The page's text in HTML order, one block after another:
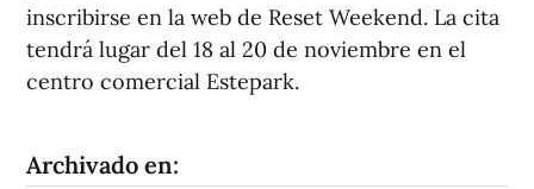
inscribirse en la web de Reset Weekend. La cita
tendrá lugar del 18 al 20 de noviembre en el
centro comercial Estepark.
Archivado en: